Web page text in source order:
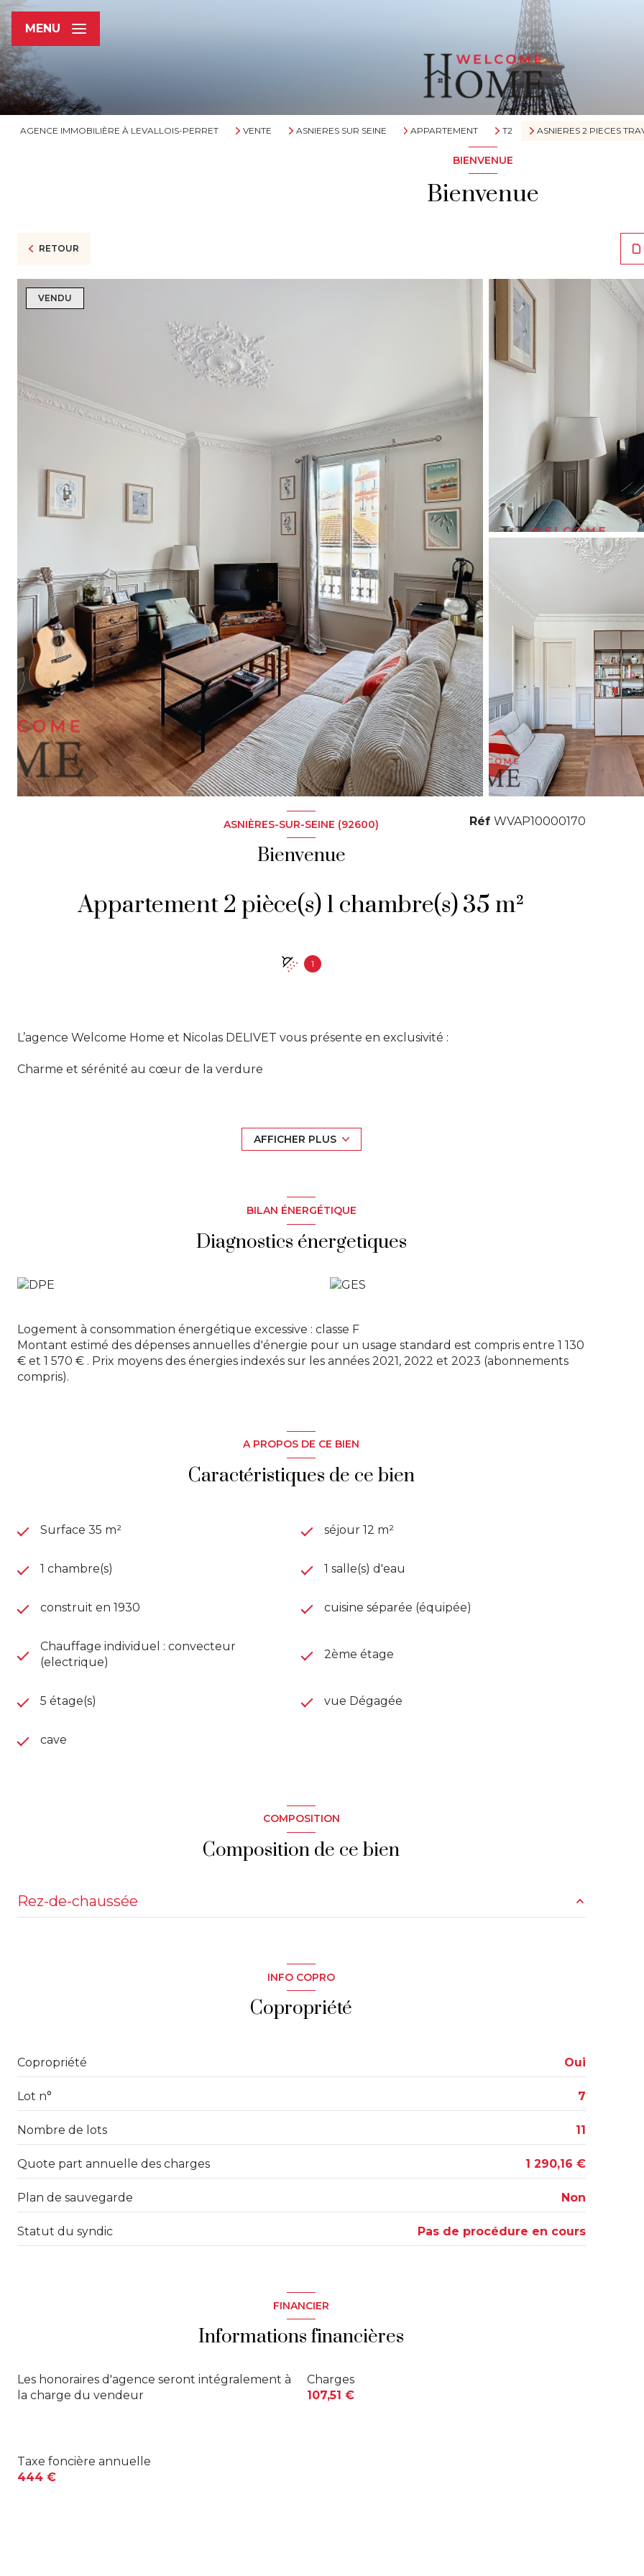
MENU
AGENCE IMMOBILIÈRE À LEVALLOIS-PERRET VENTE ASNIERES SUR SEINE APPARTEMENT T2 ASNIERES 2 PIECES
BIENVENUE
Bienvenue
RETOUR
VENDU
ASNIÈRES-SUR-SEINE (92600)
Bienvenue
Appartement 2 pièce(s) 1 chambre(s) 35 m²
1
Réf WVAP10000170
L’agence Welcome Home et Nicolas DELIVET vous présente en exclusivité :
Charme et sérénité au cœur de la verdure
Dès votre entrée, vous serez séduit par le charme intemporel de cet espace où le parquet et les
lumineux et convivial, idéal pour recevoir vos proches.
Profitez d'une grande chambre apaisante, d'une salle d'eau et d'un WC indépendant, le tout dans
un cadre calme et sans vis-à-vis. La vue imprenable sur la verdure environnante vous apportera
Ne manquez pas cette opportunité rare d'acquérir un bien d'exception, alliant confort, charme et
Contactez-nous dès aujourd'hui pour organiser une visite et laissez-vous séduire par votre futur
chez-vous !
Informations copropriété :
les années 2021, 2022 et 2023 (abonnement compris). Possibilité d’améliorer le DPE en lettre D,
Les informations sur les risques auxquels ce bien est exposé sont disponibles sur le site Géorisques :
AFFICHER PLUS
BILAN ÉNERGÉTIQUE
Diagnostics énergetiques
Logement à consommation énergétique excessive : classe F
Montant estimé des dépenses annuelles d'énergie pour un usage standard est compris entre 1 130
€ et 1 570 € . Prix moyens des énergies indexés sur les années 2021, 2022 et 2023 (abonnements
compris).
A PROPOS DE CE BIEN
Caractéristiques de ce bien
Surface 35 m² séjour 12 m²
1 chambre(s) 1 salle(s) d'eau
construit en 1930 cuisine séparée (équipée)
Chauffage individuel : convecteur
(electrique)
2ème étage
5 étage(s) vue Dégagée
cave
COMPOSITION
Composition de ce bien
Rez-de-chaussée
INFO COPRO
Copropriété
Copropriété Oui
Lot n° 7
Nombre de lots 11
Quote part annuelle des charges 1 290,16 €
Plan de sauvegarde Non
Statut du syndic Pas de procédure en cours
FINANCIER
Informations financières
Les honoraires d'agence seront intégralement à
la charge du vendeur
Charges
107,51 €
Taxe foncière annuelle
444 €